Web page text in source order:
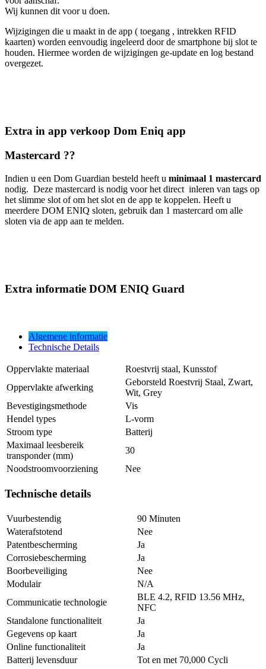
Wij kunnen dit voor u doen.
Wijzigingen die u maakt in de app ( toegang , intrekken RFID
kaarten) worden eenvoudig ingeleerd door de smartphone bij slot te
houden. Hiermee worden de wijzigingen ge-update en log bestand
overgezet.
Extra in app verkoop Dom Eniq app
Mastercard ??
Indien u een Dom Guardian besteld heeft u minimaal 1 mastercard
nodig. Deze mastercard is nodig voor het direct inleren van tags op
het slimme slot of om het slot en de app te koppelen. Heeft u
meerdere DOM ENIQ sloten, gebruik dan 1 mastercard om alle
sloten via de app aan te melden.
Extra informatie DOM ENIQ Guard
Algemene informatie
Technische Details
Oppervlakte materiaal
Roestvrij staal, Kunsstof
Oppervlakte afwerking
Geborsteld Roestvrij Staal, Zwart,
Wit, Grey
Bevestigingsmethode
Vis
Hendel types
L-vorm
Stroom type
Batterij
Maximaal leesbereik
transponder (mm)
30
Noodstroomvoorziening
Nee
Technische details
Vuurbestendig
90 Minuten
Waterafstotend
Nee
Patentbescherming
Ja
Corrosiebescherming
Ja
Boorbeveiliging
Nee
Modulair
N/A
Communicatie technologie
BLE 4.2, RFID 13.56 MHz,
NFC
Standalone functionaliteit
Ja
Gegevens op kaart
Ja
Online functionaliteit
Ja
Batterij levensduur
Tot en met 70,000 Cycli